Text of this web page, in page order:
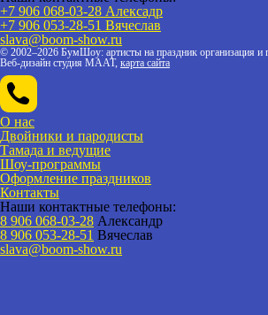
+7 906 068-03-28 Алексадр
+7 906 053-28-51 Вячеслав
slava@boom-show.ru
© 2002–2026 БумШоу: артисты на праздник организация и
Веб-дизайн студия МААТ, карта сайта
О нас
Двойники и пародисты
Тамада и ведущие
Шоу-программы
Оформление праздников
Контакты
Наши контактные телефоны:
8 906 068-03-28 Александр
8 906 053-28-51 Вячеслав
slava@boom-show.ru